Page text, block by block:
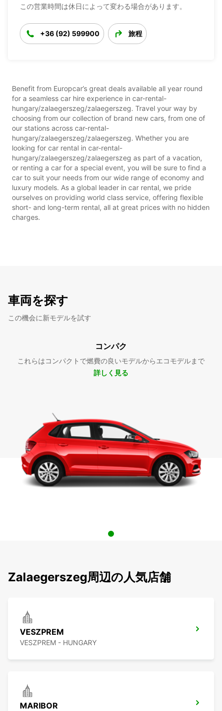
この営業時間は休日によって変わる場合があります。
+36 (92) 599900 旅程
Benefit from Europcar’s great deals available all year round
for a seamless car hire experience in car-rental-
hungary/zalaegerszeg/zalaegerszeg. Travel your way by
choosing from our collection of brand new cars, from one of
our stations across car-rental-
hungary/zalaegerszeg/zalaegerszeg. Whether you are
looking for car rental in car-rental-
hungary/zalaegerszeg/zalaegerszeg as part of a vacation,
or renting a car for a special event, you will be sure to find a
car to suit your needs from our wide range of economy and
luxury models. As a global leader in car rental, we pride
ourselves on providing world class service, offering flexible
short- and long-term rental, all at great prices with no hidden
charges.
車両を探す
この機会に新モデルを試す
コンパク
これらはコンパクトで燃費の良いモデルからエコモデルまで
詳しく見る
Zalaegerszeg周辺の人気店舗
VESZPREM
VESZPREM - HUNGARY
MARIBOR